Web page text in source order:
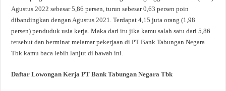
Agustus 2022 sebesar 5,86 persen, turun sebesar 0,63 persen poin
dibandingkan dengan Agustus 2021. Terdapat 4,15 juta orang (1,98
persen) penduduk usia kerja. Maka dari itu jika kamu salah satu dari 5,86
tersebut dan berminat melamar pekerjaan di PT Bank Tabungan Negara
Tbk kamu baca lebih lanjut di bawah ini.
Daftar Lowongan Kerja PT Bank Tabungan Negara Tbk